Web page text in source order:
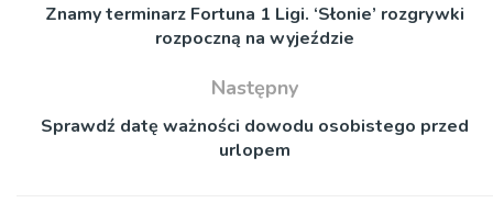
Znamy terminarz Fortuna 1 Ligi. ‘Słonie’ rozgrywki
rozpoczną na wyjeździe
Następny
Sprawdź datę ważności dowodu osobistego przed
urlopem